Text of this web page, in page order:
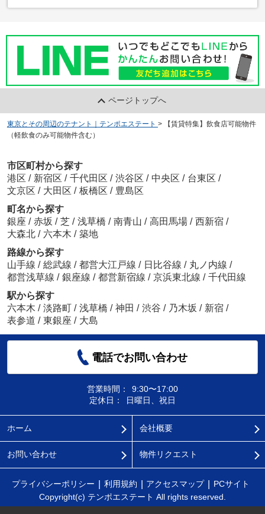
ページトップへ
東京とその周辺のテナント｜テンポエステート >
【賃貸特集】飲食店可能物件
（軽飲食のみ可能物件含む）
市区町村から探す
港区 / 新宿区 / 千代田区 / 渋谷区 / 中央区 / 台東区 /
文京区 / 大田区 / 板橋区 / 豊島区
町名から探す
銀座 / 赤坂 / 芝 / 浅草橋 / 南青山 / 高田馬場 / 西新宿 /
大森北 / 六本木 / 築地
路線から探す
山手線 / 総武線 / 都営大江戸線 / 日比谷線 / 丸ノ内線 /
都営浅草線 / 銀座線 / 都営新宿線 / 京浜東北線 / 千代田線
駅から探す
六本木 / 淡路町 / 浅草橋 / 神田 / 渋谷 / 乃木坂 / 新宿 /
表参道 / 東銀座 / 大島
電話でお問い合わせ
営業時間：
9:30〜17:00
定休日：
日曜日、祝日
ホーム 会社概要
お問い合わせ 物件リクエスト
プライバシーポリシー 利用規約 アクセスマップ
PCサイト
Copyright(c) テンポエステート All rights reserved.